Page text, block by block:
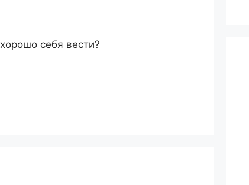
себя вести?